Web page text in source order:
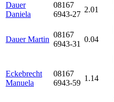
Dauer
Daniela
08167
6943-27
2.01
Dauer Martin
08167
6943-31
0.04
Eckebrecht
Manuela
08167
6943-59
1.14